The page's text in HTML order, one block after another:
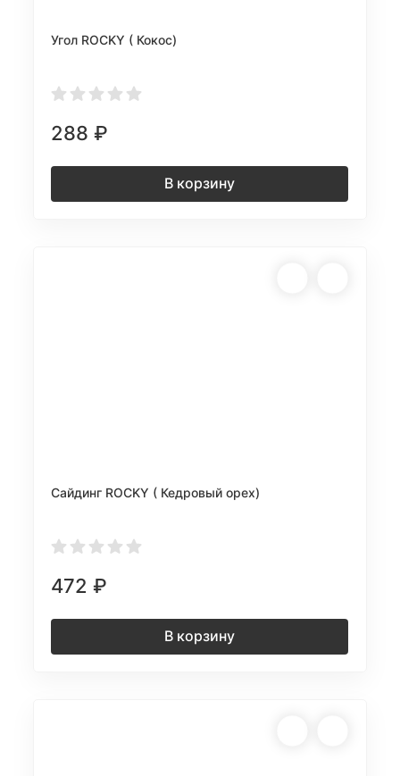
Угол ROCKY ( Кокос)
288₽
В корзину
Сайдинг ROCKY ( Кедровый орех)
472₽
В корзину